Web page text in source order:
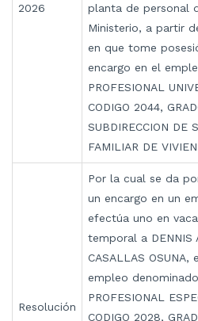
2026
planta de personal
Ministerio, a partir
en que tome
encargo en el
PROFESIONAL
CODIGO 2044,
SUBDIRECCION DE
FAMILIAR DE
Resolución
Por la cual se da
un encargo en un
efectúa uno en
temporal a DENNIS
CASALLAS OSUNA,
empleo denominado
PROFESIONAL
CODIGO 2028,